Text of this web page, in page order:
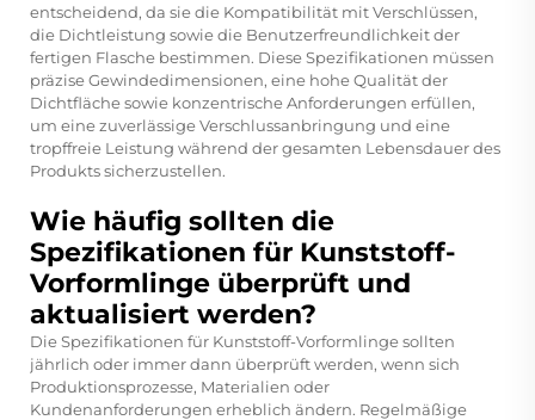
entscheidend, da sie die Kompatibilität mit Verschlüssen,
die Dichtleistung sowie die Benutzerfreundlichkeit der
fertigen Flasche bestimmen. Diese Spezifikationen müssen
präzise Gewindedimensionen, eine hohe Qualität der
Dichtfläche sowie konzentrische Anforderungen erfüllen,
um eine zuverlässige Verschlussanbringung und eine
tropffreie Leistung während der gesamten Lebensdauer des
Produkts sicherzustellen.
Wie häufig sollten die
Spezifikationen für Kunststoff-
Vorformlinge überprüft und
aktualisiert werden?
Die Spezifikationen für Kunststoff-Vorformlinge sollten
jährlich oder immer dann überprüft werden, wenn sich
Produktionsprozesse, Materialien oder
Kundenanforderungen erheblich ändern. Regelmäßige